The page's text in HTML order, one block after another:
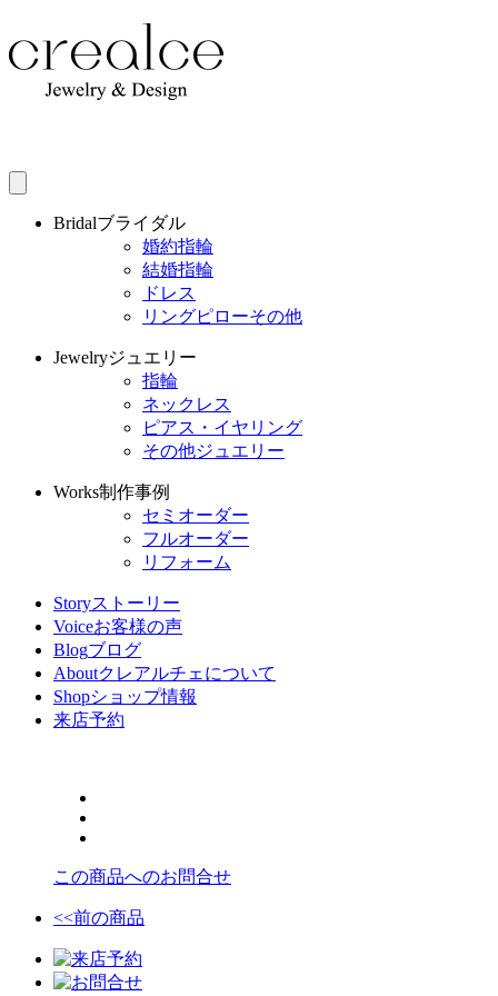
Bridalブライダル
婚約指輪
結婚指輪
ドレス
リングピローその他
Jewelryジュエリー
指輪
ネックレス
ピアス・イヤリング
その他ジュエリー
Works制作事例
セミオーダー
フルオーダー
リフォーム
Storyストーリー
Voiceお客様の声
Blogブログ
Aboutクレアルチェについて
Shopショップ情報
来店予約
この商品へのお問合せ
<<前の商品